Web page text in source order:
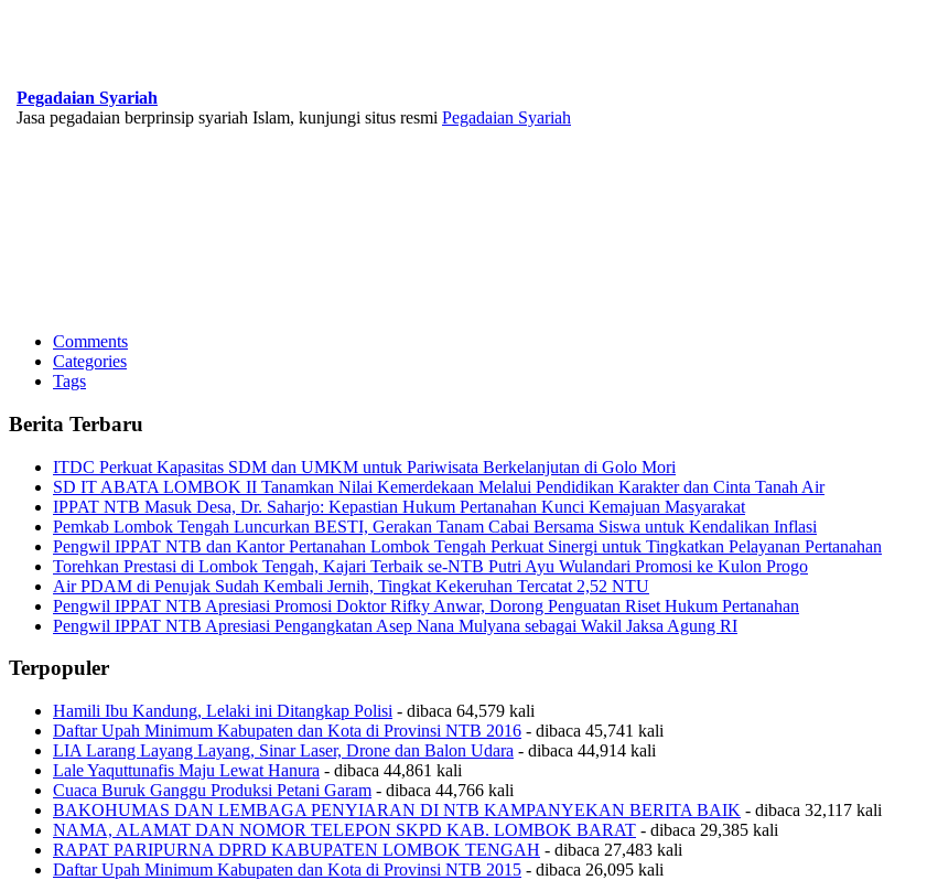
Pegadaian Syariah
Jasa pegadaian berprinsip syariah Islam, kunjungi situs resmi Pegadaian Syariah
Memberikan yang terbaik sesuai kaidah Islam, kunjungi situs resmi
Comments
Categories
Tags
Berita Terbaru
ITDC Perkuat Kapasitas SDM dan UMKM untuk Pariwisata Berkelanjutan di Golo Mori
SD IT ABATA LOMBOK II Tanamkan Nilai Kemerdekaan Melalui Pendidikan Karakter dan Cinta Tanah Air
IPPAT NTB Masuk Desa, Dr. Saharjo: Kepastian Hukum Pertanahan Kunci Kemajuan Masyarakat
Pemkab Lombok Tengah Luncurkan BESTI, Gerakan Tanam Cabai Bersama Siswa untuk Kendalikan Inflasi
Pengwil IPPAT NTB dan Kantor Pertanahan Lombok Tengah Perkuat Sinergi untuk Tingkatkan Pelayanan Pertanahan
Torehkan Prestasi di Lombok Tengah, Kajari Terbaik se-NTB Putri Ayu Wulandari Promosi ke Kulon Progo
Air PDAM di Penujak Sudah Kembali Jernih, Tingkat Kekeruhan Tercatat 2,52 NTU
Pengwil IPPAT NTB Apresiasi Promosi Doktor Rifky Anwar, Dorong Penguatan Riset Hukum Pertanahan
Pengwil IPPAT NTB Apresiasi Pengangkatan Asep Nana Mulyana sebagai Wakil Jaksa Agung RI
Terpopuler
Hamili Ibu Kandung, Lelaki ini Ditangkap Polisi - dibaca 64,579 kali
Daftar Upah Minimum Kabupaten dan Kota di Provinsi NTB 2016 - dibaca 45,741 kali
LIA Larang Layang Layang, Sinar Laser, Drone dan Balon Udara - dibaca 44,914 kali
Lale Yaquttunafis Maju Lewat Hanura - dibaca 44,861 kali
Cuaca Buruk Ganggu Produksi Petani Garam - dibaca 44,766 kali
BAKOHUMAS DAN LEMBAGA PENYIARAN DI NTB KAMPANYEKAN BERITA BAIK - dibaca 32,117 kali
NAMA, ALAMAT DAN NOMOR TELEPON SKPD KAB. LOMBOK BARAT - dibaca 29,385 kali
RAPAT PARIPURNA DPRD KABUPATEN LOMBOK TENGAH - dibaca 27,483 kali
Daftar Upah Minimum Kabupaten dan Kota di Provinsi NTB 2015 - dibaca 26,095 kali